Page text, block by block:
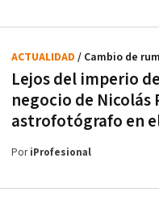
Lejos del imperio
negocio de Nicolás
astrofotógrafo en
ACTUALIDAD / Cambio de
PoriProfesional